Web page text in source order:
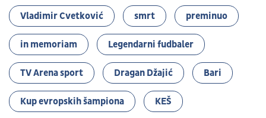
Vladimir Cvetković smrt preminuo
in memoriam Legendarni fudbaler
TV Arena sport Dragan Džajić Bari
Kup evropskih šampiona KEŠ